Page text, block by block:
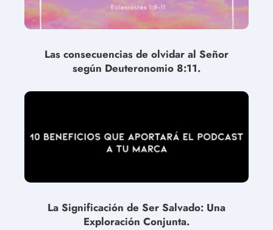
Las consecuencias de olvidar al Señor
según Deuteronomio 8:11.
La Significación de Ser Salvado: Una
Exploración Conjunta.